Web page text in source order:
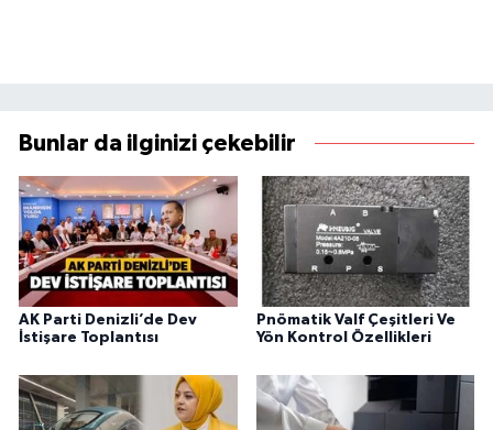
Bunlar da ilginizi çekebilir
AK Parti Denizli’de Dev
İstişare Toplantısı
Pnömatik Valf Çeşitleri Ve
Yön Kontrol Özellikleri